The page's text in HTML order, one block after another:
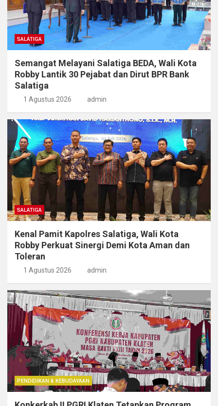
SALATIGA
Semangat Melayani Salatiga BEDA, Wali Kota
Robby Lantik 30 Pejabat dan Dirut BPR Bank
Salatiga
1 Agustus 2026 admin
SALATIGA
Kenal Pamit Kapolres Salatiga, Wali Kota
Robby Perkuat Sinergi Demi Kota Aman dan
Toleran
1 Agustus 2026 admin
PENDIDIKAN & KEBUDAYAAN